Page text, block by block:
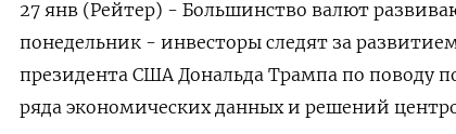
27 янв (Рейтер) - Большинство валют
понедельник - инвесторы следят за
президента США Дональда Трампа по поводу
ряда экономических данных и решений